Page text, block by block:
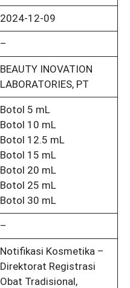
2024-12-09
–
BEAUTY INOVATION
LABORATORIES, PT
Botol 5 mL
Botol 10 mL
Botol 12.5 mL
Botol 15 mL
Botol 20 mL
Botol 25 mL
Botol 30 mL
–
Notifikasi Kosmetika –
Direktorat Registrasi
Obat Tradisional,